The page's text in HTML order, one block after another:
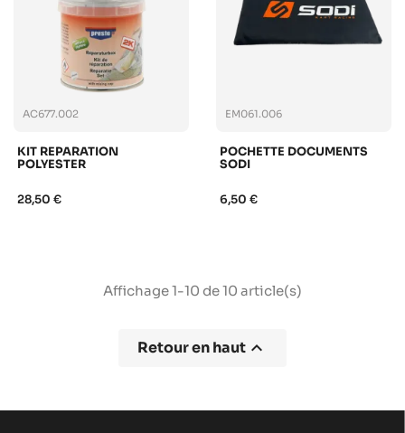
AC677.002
KIT REPARATION
POLYESTER
28,50 €
EM061.006
POCHETTE DOCUMENTS
SODI
6,50 €
Affichage 1-10 de 10 article(s)
Retour en haut 